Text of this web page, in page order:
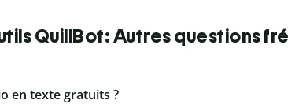
QuillBot: Autres questions
en texte gratuits ?